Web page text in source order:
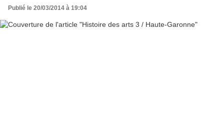
Publié le 20/03/2014 à 19:04